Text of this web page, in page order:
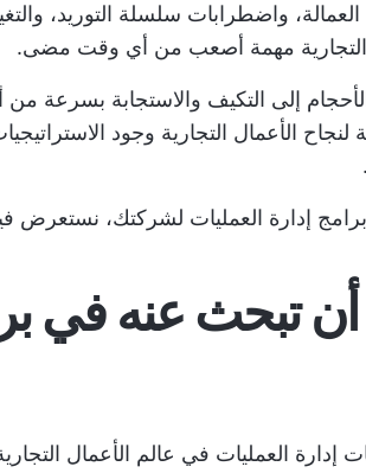
واضطرابات سلسلة التوريد،
التجارية مهمة أصعب من أي وقت مضى.
إلى التكيف والاستجابة بسرعة من
لنجاح الأعمال التجارية وجود
إدارة العمليات لشركتك، نستعرض
تبحث عنه في
العمليات في عالم الأعمال التجارية